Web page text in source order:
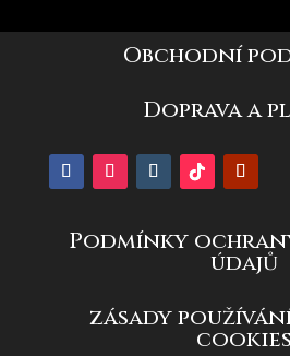
Obchodní
Doprava a
Podmínky
údajů
zásady
cookies